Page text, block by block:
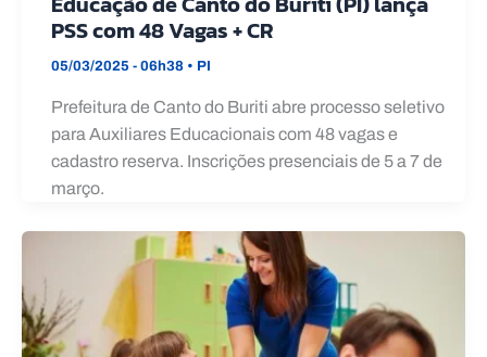
PSS com 48 Vagas + CR
05/03/2025 - 06h38 • PI
Prefeitura de Canto do Buriti abre processo seletivo
para Auxiliares Educacionais com 48 vagas e
cadastro reserva. Inscrições presenciais de 5 a 7 de
março.